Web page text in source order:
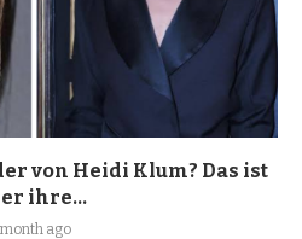
von Heidi Klum? Das ist
ihre...
month ago